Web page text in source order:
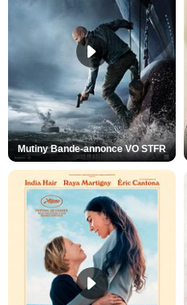
Mutiny Bande-annonce VO STFR